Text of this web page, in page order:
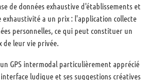
de données exhaustive d'établissements et
a un prix : l'application collecte
personnelles, ce qui peut constituer un
de leur vie privée.
GPS intermodal particulièrement apprécié
ludique et ses suggestions créatives